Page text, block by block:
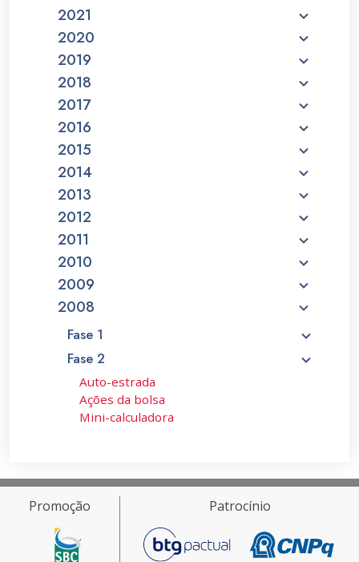
2021
2020
2019
2018
2017
2016
2015
2014
2013
2012
2011
2010
2009
2008
Fase 1
Fase 2
Auto-estrada
Ações da bolsa
Mini-calculadora
Promoção Patrocínio